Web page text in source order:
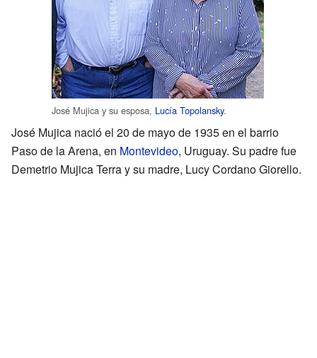
José Mujica y su esposa, Lucía Topolansky.
José Mujica nació el 20 de mayo de 1935 en el barrio
Paso de la Arena, en Montevideo, Uruguay. Su padre fue
Demetrio Mujica Terra y su madre, Lucy Cordano Giorello.